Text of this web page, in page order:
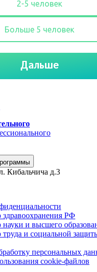
Кибальчича д.3
РФ
науки и высшего
труда и социальной
персональных
сookie-файлов